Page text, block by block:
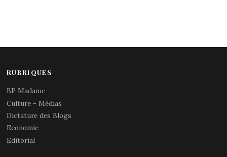
RUBRIQUES
BP Madame
Culture - Médias
Dictature des Blogs
Economie
Editorial